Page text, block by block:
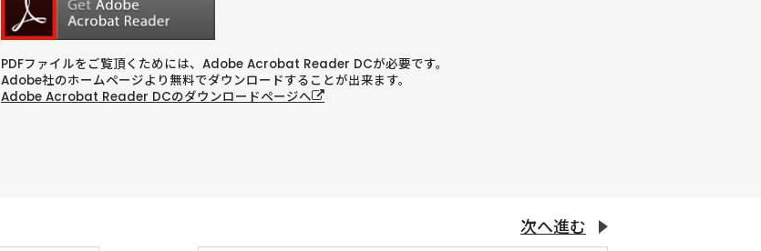
PDFファイルをご覧頂くためには、Adobe Acrobat Reader DCが必要です。
Adobe社のホームページより無料でダウンロードすることが出来ます。
Adobe Acrobat Reader DCのダウンロードページへ
次へ進む